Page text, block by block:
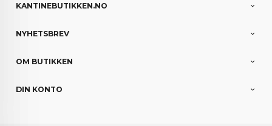
KANTINEBUTIKKEN.NO
NYHETSBREV
OM BUTIKKEN
DIN KONTO